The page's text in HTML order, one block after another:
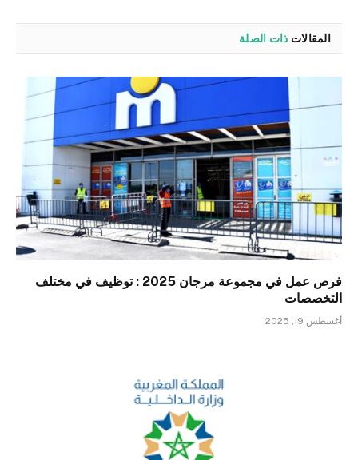
المقالات ذات الصلة
فرص عمل في مجموعة مرجان 2025 : توظيف في مختلف
التخصصات
أغسطس 19, 2025